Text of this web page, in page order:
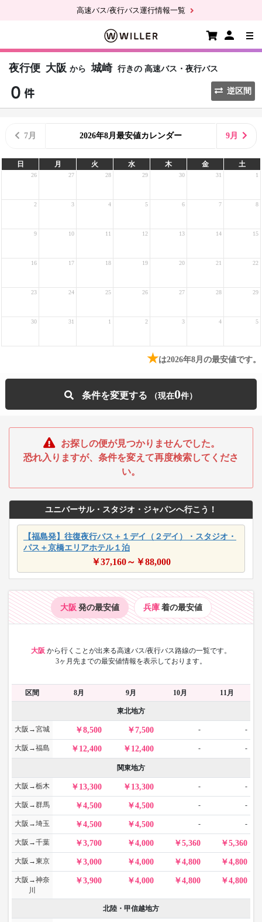
高速バス/夜行バス運行情報一覧
夜行便 大阪 から 城崎 行きの 高速バス・夜行バス
逆区間
7月 2026年8月最安値カレンダー 9月
日 月 火 水 木 金 土
26 27 28 29 30 31 1
2 3 4 5 6 7 8
9 10 11 12 13 14 15
16 17 18 19 20 21 22
23 24 25 26 27 28 29
30 31 1 2 3 4 5
★は2026年8月の最安値です。
条件を変更する 0
お探しの便が見つかりませんでした。
恐れ入りますが、条件を変えて再度検索してくださ
い。
ユニバーサル・スタジオ・ジャパンへ行こう！
【福島発】往復夜行バス＋１デイ（２デイ）・スタジオ・
パス＋京橋エリアホテル１泊
￥37,160～￥88,000
大阪 発の最安値 兵庫 着の最安値
大阪 から行くことが出来る高速バス/夜行バス路線の一覧です。
3ヶ月先までの最安値情報を表示しております。
区間 8月 9月 10月 11月
東北地方
大阪→宮城 8,500 7,500 - -
大阪→福島 12,400 12,400 - -
関東地方
大阪→栃木 13,300 13,300 - -
大阪→群馬 4,500 4,500 - -
大阪→埼玉 4,500 4,500 - -
大阪→千葉 3,700 4,000 5,360 5,360
大阪→東京 3,000 4,000 4,800 4,800
大阪→神奈
川
3,900 4,000 4,800 4,800
北陸・甲信越地方